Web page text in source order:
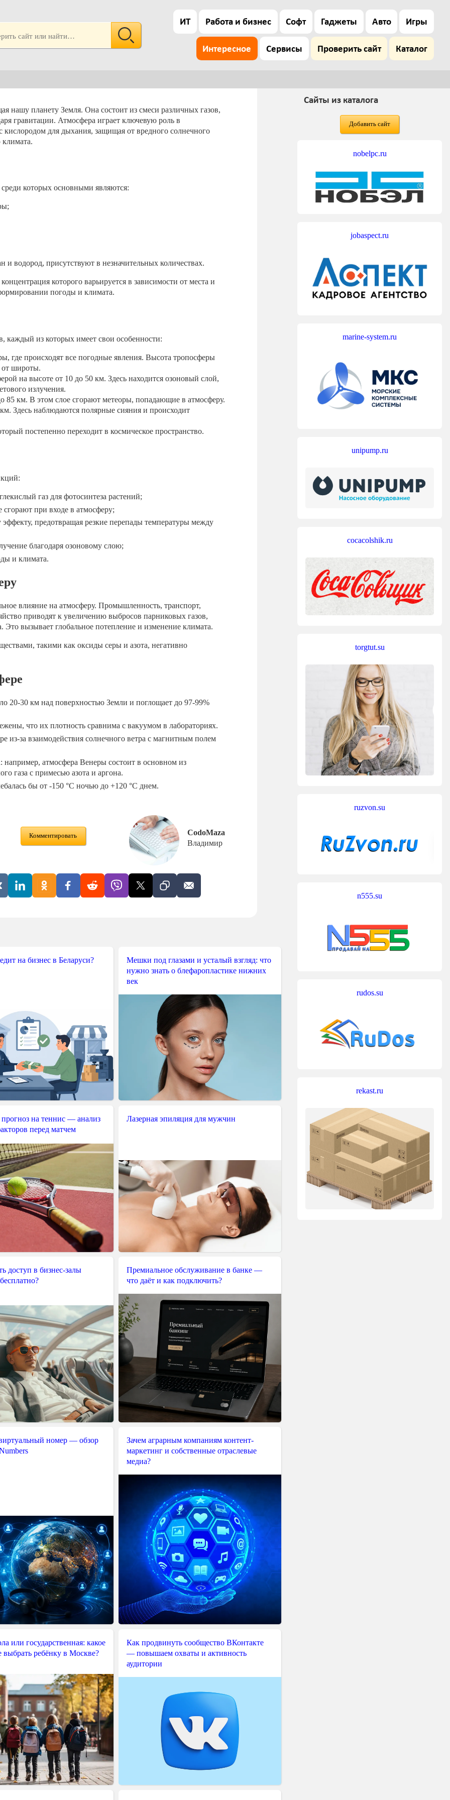
ИТ Работа и бизнес Софт Гаджеты Авто Игры
Интересное Сервисы Проверить сайт Каталог
нашу планету Земля. Она состоит из смеси различных газов,
гравитации. Атмосфера играет ключевую роль в
для дыхания, защищая от вредного солнечного
климата.
которых основными являются:
и водород, присутствуют в незначительных количествах.
которого варьируется в зависимости от места и
погоды и климата.
каждый из которых имеет свои особенности:
где происходят все погодные явления. Высота тропосферы
от широты.
на высоте от 10 до 50 км. Здесь находится озоновый слой,
излучения.
85 км. В этом слое сгорают метеоры, попадающие в атмосферу.
Здесь наблюдаются полярные сияния и происходит
постепенно переходит в космическое пространство.
газ для фотосинтеза растений;
при входе в атмосферу;
предотвращая резкие перепады температуры между
благодаря озоновому слою;
и климата.
влияние на атмосферу. Промышленность, транспорт,
приводят к увеличению выбросов парниковых газов,
Это вызывает глобальное потепление и изменение климата.
такими как оксиды серы и азота, негативно
20-30 км над поверхностью Земли и поглощает до 97-99%
что их плотность сравнима с вакуумом в лабораториях.
из-за взаимодействия солнечного ветра с магнитным полем
например, атмосфера Венеры состоит в основном из
газа с примесью азота и аргона.
бы от -150 °C ночью до +120 °C днем.
Комментировать
CodoMaza
Владимир
на бизнес в Беларуси?
Мешки под глазами и усталый взгляд: что
нужно знать о блефаропластике нижних
век
прогноз на теннис — анализ
перед матчем
Лазерная эпиляция для мужчин
доступ в бизнес-залы
Премиальное обслуживание в банке —
что даёт и как подключить?
номер — обзор
Зачем аграрным компаниям контент-
маркетинг и собственные отраслевые
медиа?
или государственная: какое
выбрать ребёнку в Москве?
Как продвинуть сообщество ВКонтакте
— повышаем охваты и активность
аудитории
Сайты из каталога
Добавить сайт
nobelpc.ru
jobaspect.ru
marine-system.ru
unipump.ru
cocacolshik.ru
torgtut.su
ruzvon.su
n555.su
rudos.su
rekast.ru